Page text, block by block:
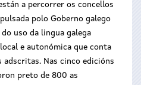
a percorrer os concellos
polo Goberno galego
uso da lingua galega
e autonómica que conta
adscritas. Nas cinco edicións
preto de 800 as